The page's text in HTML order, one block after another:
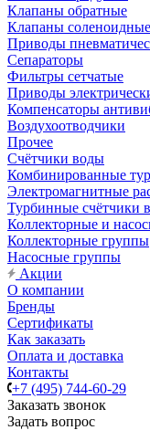
Клапаны обратные
Клапаны соленоидные
Приводы
Сепараторы
Фильтры сетчатые
Приводы
Компенсаторы
Воздухоотводчики
Прочее
Счётчики воды
Комбинированные
Электромагнитные
Турбинные счётчики
Коллекторные и
Коллекторные группы
Насосные группы
Акции
О компании
Бренды
Сертификаты
Как заказать
Оплата и доставка
Контакты
+7 (495) 744-60-29
Заказать звонок
Задать вопрос